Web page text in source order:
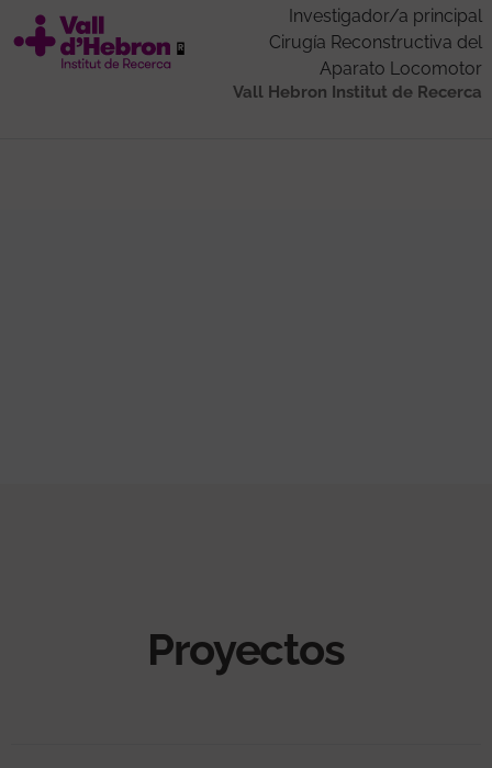
Investigador/a principal
Cirugía Reconstructiva del
Aparato Locomotor
Vall Hebron Institut de Recerca
Proyectos